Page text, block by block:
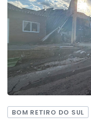
BOM RETIRO DO SUL